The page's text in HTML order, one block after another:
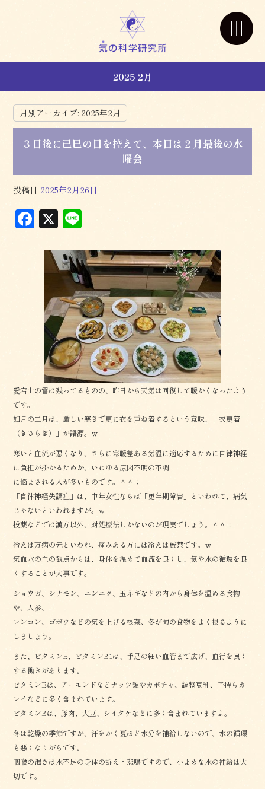
2025 2月
月別アーカイブ: 2025年2月
３日後に己巳の日を控えて、本日は２月最後の水
曜会
投稿日 2025年2月26日
F
c
e
o
o
X
e
愛宕山の雪は残ってるものの、昨日から天気は回復して暖かくなったよう
です。
如月の二月は、厳しい寒さで更に衣を重ね着するという意味、「衣更着
（きさらぎ）」が語源。ｗ
寒いと血流が悪くなり、さらに寒暖差ある気温に適応するために自律神経
に負担が掛かるためか、いわゆる原因不明の不調
に悩まされる人が多いものです。＾＾；
「自律神経失調症」は、中年女性ならば「更年期障害」といわれて、病気
じゃないといわれますが。ｗ
投薬などでは漢方以外、対処療法しかないのが現実でしょう。＾＾；
冷えは万病の元といわれ、痛みある方には冷えは厳禁です。ｗ
気血水の血の観点からは、身体を温めて血流を良くし、気や水の循環を良
くすることが大事です。
ショウガ、シナモン、ニンニク、玉ネギなどの内から身体を温める食物
や、人参、
レンコン、ゴボウなどの気を上げる根菜、冬が旬の食物をよく摂るように
しましょう。
また、ビタミンE、ビタミンB1は、手足の細い血管まで広げ、血行を良く
する働きがあります。
ビタミンEは、アーモンドなどナッツ類やカボチャ、調整豆乳、子持ちカ
レイなどに多く含まれています。
ビタミンBは、豚肉、大豆、シイタケなどに多く含まれていますよ。
冬は乾燥の季節ですが、汗をかく夏ほど水分を補給しないので、水の循環
も悪くなりがちです。
咽喉の渇きは水不足の身体の訴え・悲鳴ですので、小まめな水の補給は大
切です。